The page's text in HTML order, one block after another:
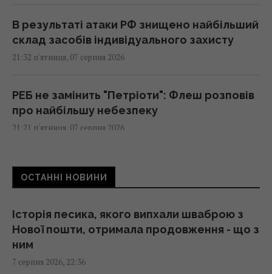
В результаті атаки РФ знищено найбільший
склад засобів індивідуального захисту
21:32 п'ятниця, 07 серпня 2026
РЕБ не замінить "Петріоти": Флеш розповів
про найбільшу небезпеку
21:21 п'ятниця, 07 серпня 2026
Що станеться з комп’ютером, якщо
тривалий час не оновлювати Windows
Суд продовжив тримання під вартою для
Коломойського, захист заявив про
проблеми зі здоров'ям
ОСТАННІ НОВИНИ
Історія песика, якого випхали шваброю з
Нової пошти, отримала продовження - що з
ним
7 серпня 2026, 22:36